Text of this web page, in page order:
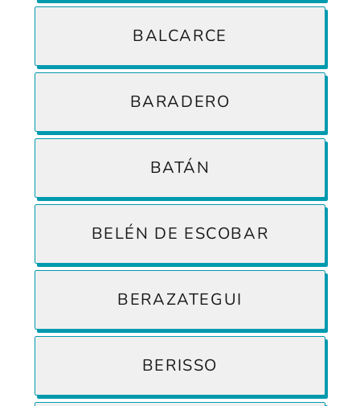
BALCARCE
BARADERO
BATÁN
BELÉN DE ESCOBAR
BERAZATEGUI
BERISSO